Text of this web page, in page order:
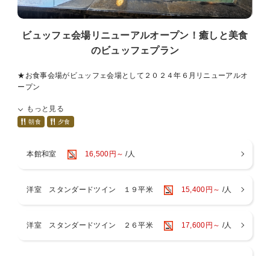
ビュッフェ会場リニューアルオープン！癒しと美食
のビュッフェプラン
★お食事会場がビュッフェ会場として２０２４年６月リニューアルオ
ープン
なメニュー・目の前で調理した揚げたて、焼き立ての食材に舌鼓、美
味しい 料理を囲みながら癒しのひとときをお過ごしください。
すがご了承ください。
もっと見る
朝食 夕食
本館和室 16,500円～ /人
洋室 スタンダードツイン １９平米 15,400円～ /人
洋室 スタンダードツイン ２６平米 17,600円～ /人